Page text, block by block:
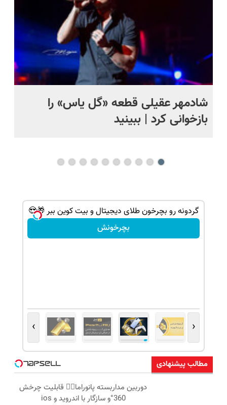
شادمهر عقیلی قطعه «گل یاس» را
بازخوانی کرد | ببینید
گردونه رو بچرخون طلای دیجیتال و بیت کوین ببر 🎁😍
بچرخونش
‹
›
مطالب پیشنهادی
دوربین مداربسته پانوراما👈🏻 قابلیت چرخش
360°و سازگار با اندروید و ios